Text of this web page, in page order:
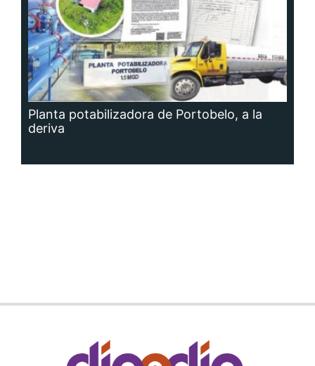
Planta potabilizadora de Portobelo, a la
deriva